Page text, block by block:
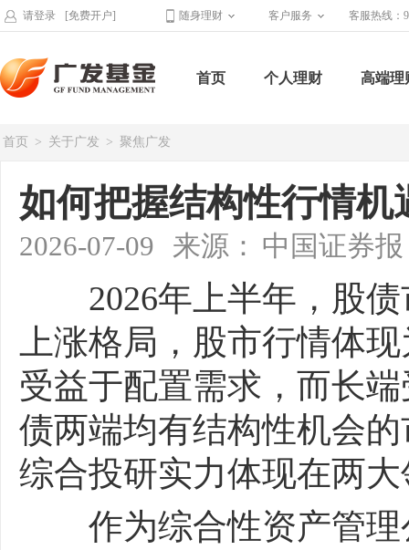
请登录 [免费开户] 随身理财 客户服务 客服热线：
首页 个人理财 高端理
首页 > 关于广发 > 聚焦广发
如何把握结构性行情
2026-07-09 来源： 中国证券报
2026年上半年，股债
上涨格局，股市行情体
受益于配置需求，而长
债两端均有结构性机会
综合投研实力体现在两
作为综合性资产管理